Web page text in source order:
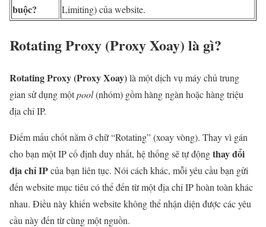
buộc?
Limiting) của website.
Rotating Proxy (Proxy Xoay) là gì?
Rotating Proxy (Proxy Xoay)là một dịch vụ máy chủ trung
gian sử dụng mộtpool(nhóm) gồm hàng ngàn hoặc hàng triệu
địa chỉ IP.
Điểm mấu chốt nằm ở chữ “Rotating” (xoay vòng). Thay vì gán
cho bạn một IP cố định duy nhất, hệ thống sẽ tự độngthay đổi
địa chỉ IPcủa bạn liên tục. Nói cách khác, mỗi yêu cầu bạn gửi
đến website mục tiêu có thể đến từ một địa chỉ IP hoàn toàn khác
nhau. Điều này khiến website không thể nhận diện được các yêu
cầu này đến từ cùng một nguồn.